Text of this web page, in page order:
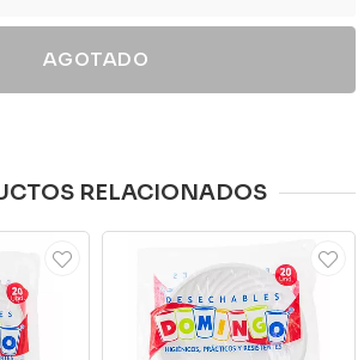
AGOTADO
RELACIONADOS